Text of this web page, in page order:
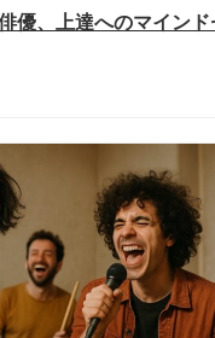
優、上達へのマインド